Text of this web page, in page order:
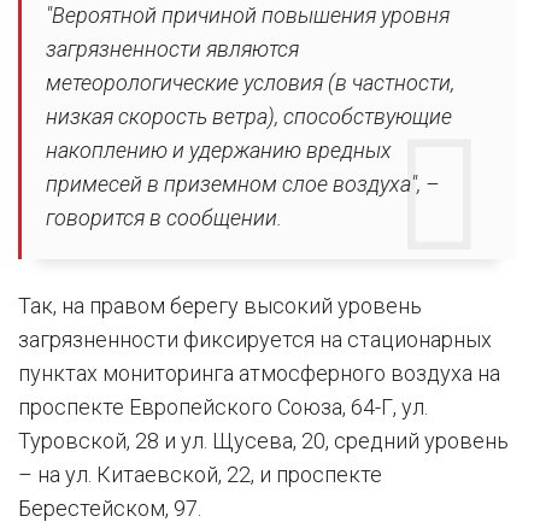
"Вероятной причиной повышения уровня
загрязненности являются
метеорологические условия (в частности,
низкая скорость ветра), способствующие
накоплению и удержанию вредных
примесей в приземном слое воздуха", –
говорится в сообщении.
Так, на правом берегу высокий уровень
загрязненности фиксируется на стационарных
пунктах мониторинга атмосферного воздуха на
проспекте Европейского Союза, 64-Г, ул.
Туровской, 28 и ул. Щусева, 20, средний уровень
– на ул. Китаевской, 22, и проспекте
Берестейском, 97.